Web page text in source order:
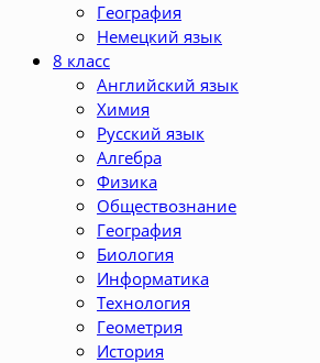
География
Немецкий язык
8 класс
Английский язык
Химия
Русский язык
Алгебра
Физика
Обществознание
География
Биология
Информатика
Технология
Геометрия
История